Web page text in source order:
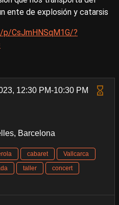
ente de explosión y catarsis
CsJmHNSqM1G/?
12:30 PM-10:30 PM
Barcelona
cabaret
Vallcarca
taller
concert